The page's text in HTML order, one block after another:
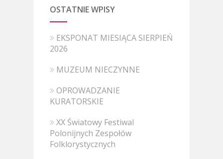
OSTATNIE WPISY
EKSPONAT MIESIĄCA SIERPIEŃ
2026
MUZEUM NIECZYNNE
OPROWADZANIE
KURATORSKIE
XX Światowy Festiwal
Polonijnych Zespołów
Folklorystycznych